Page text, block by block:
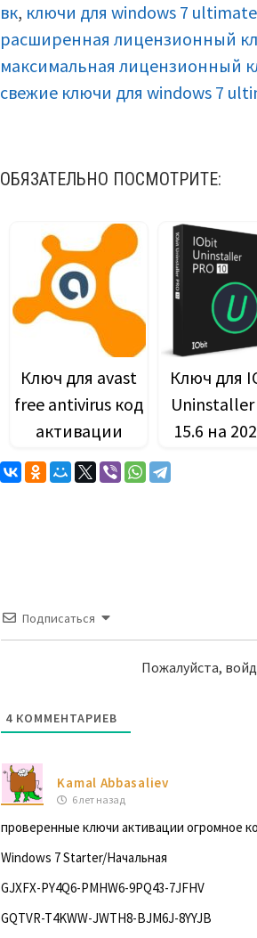
вк, ключи для windows 7 ultimate
расширенная лицензионный
максимальная лицензионный
свежие ключи для windows 7
ОБЯЗАТЕЛЬНО ПОСМОТРИТЕ:
Ключ для avast
free antivirus код
активации
18.8.2356 (2020)
Ключ для
Uninstaller
15.6 на
Подписаться
Пожалуйста,
4 КОММЕНТАРИЕВ
Kamal Abbasaliev
6 лет назад
проверенные ключи активации огромное
Windows 7 Starter/Начальная
GJXFX-PY4Q6-PMHW6-9PQ43-7JFHV
GQTVR-T4KWW-JWTH8-BJM6J-8YYJB